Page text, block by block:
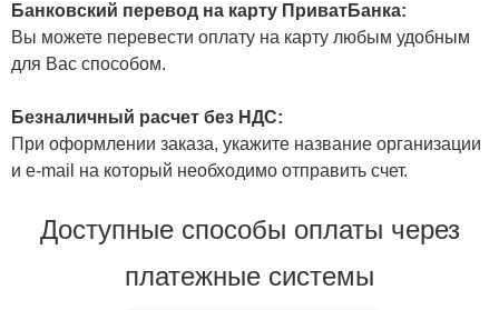
Банковский перевод на карту ПриватБанка:
Вы можете перевести оплату на карту любым удобным
для Вас способом.
Безналичный расчет без НДС:
При оформлении заказа, укажите название организации
и e-mail на который необходимо отправить счет.
Доступные способы оплаты через
платежные системы